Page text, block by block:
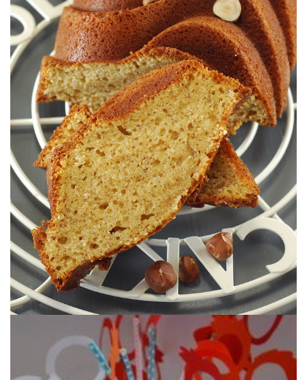
BUNDTCAKE SEMI INTEGRAL DE
HARINA DE AVELLANAS & ACEITE DE
OLIVA
Sencillo & Goloso.